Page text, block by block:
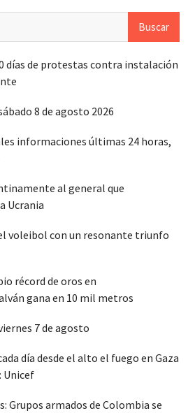
días de protestas contra instalación
8 de agosto 2026
informaciones últimas 24 horas,
al general que
Ucrania
voleibol con un resonante triunfo
récord de oros en
gana en 10 mil metros
7 de agosto
día desde el alto el fuego en Gaza
Unicef
Grupos armados de Colombia se